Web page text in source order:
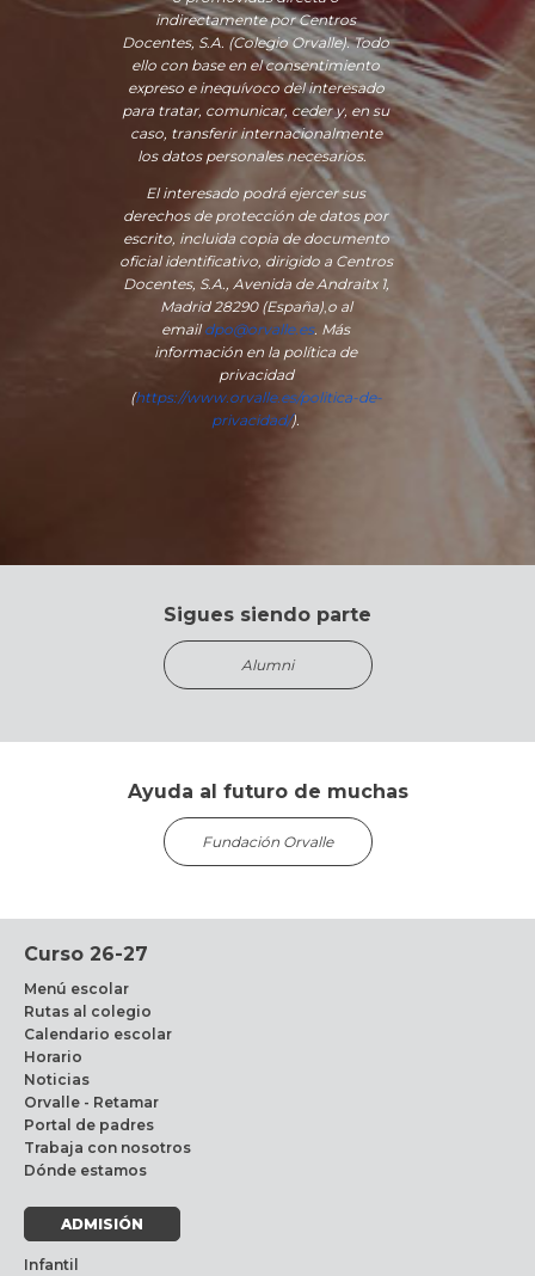
indirectamente por Centros
Docentes, S.A. (Colegio Orvalle). Todo
ello con base en el consentimiento
expreso e inequívoco del interesado
para tratar, comunicar, ceder y, en su
caso, transferir internacionalmente
los datos personales necesarios.
El interesado podrá ejercer sus
derechos de protección de datos por
escrito, incluida copia de documento
oficial identificativo, dirigido a Centros
Docentes, S.A., Avenida de Andraitx 1,
Madrid 28290 (España), o al
emaildpo@orvalle.es. Más
información en la política de
privacidad
(https://www.orvalle.es/politica-de-
privacidad/).
Sigues siendo parte
Alumni
Ayuda al futuro de muchas
Fundación Orvalle
Curso 26-27
Menú escolar
Rutas al colegio
Calendario escolar
Horario
Noticias
Orvalle - Retamar
Portal de padres
Trabaja con nosotros
Dónde estamos
ADMISIÓN
Infantil